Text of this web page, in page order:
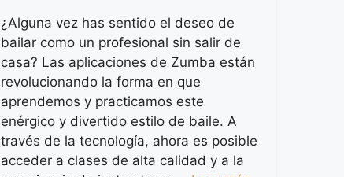
¿Alguna vez has sentido el deseo de
bailar como un profesional sin salir de
casa? Las aplicaciones de Zumba están
revolucionando la forma en que
aprendemos y practicamos este
enérgico y divertido estilo de baile. A
través de la tecnología, ahora es posible
acceder a clases de alta calidad y a la